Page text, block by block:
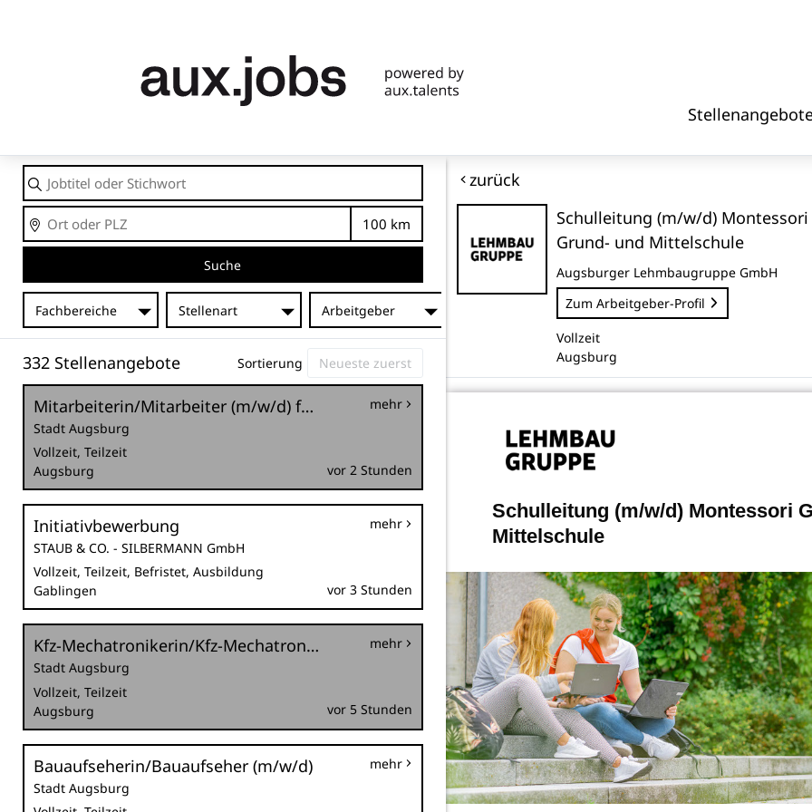
Jobtitel
oder
Stichwort
Ort
Entfernung
Suche
Fachbereiche Stellenart Arbeitgeber
332 Stellenangebote Sortierung
Mitarbeiterin/Mitarbeiter (m/w/d) für den städtischen Ordnungsdienst im Außendienst für die Nachtschicht
Stadt Augsburg
Vollzeit, Teilzeit
Augsburg
mehr
vor 2 Stunden
Initiativbewerbung
STAUB & CO. - SILBERMANN GmbH
Vollzeit, Teilzeit, Befristet, Ausbildung
Gablingen
mehr
vor 3 Stunden
Kfz-Mechatronikerin/Kfz-Mechatroniker (m/w/d) bzw. Land- und Baumaschinenmechatronikerin/Land- und Baumaschinenmechatroniker (m/w/d) im Sachgebiet Kraftfahrzeugtechnik
Stadt Augsburg
Vollzeit, Teilzeit
Augsburg
mehr
vor 5 Stunden
Bauaufseherin/Bauaufseher (m/w/d)
Stadt Augsburg
mehr
zurück
Schulleitung (m/w/d) Montessori
Grund- und Mittelschule
Augsburger Lehmbaugruppe GmbH
Zum Arbeitgeber-Profil
Vollzeit
Augsburg